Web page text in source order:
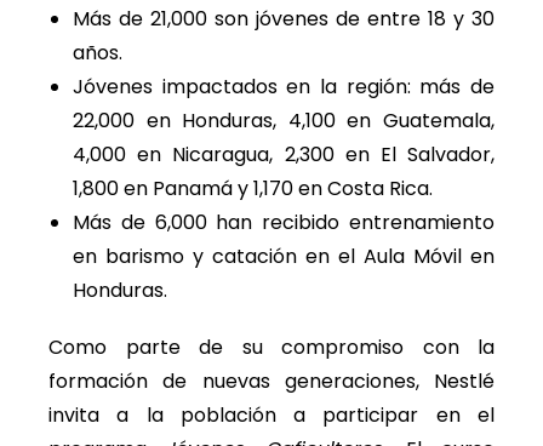
Más de 21,000 son jóvenes de entre 18 y 30
años.
Jóvenes impactados en la región: más de
22,000 en Honduras, 4,100 en Guatemala,
4,000 en Nicaragua, 2,300 en El Salvador,
1,800 en Panamá y 1,170 en Costa Rica.
Más de 6,000 han recibido entrenamiento
en barismo y catación en el Aula Móvil en
Honduras.
Como parte de su compromiso con la
formación de nuevas generaciones, Nestlé
invita a la población a participar en el